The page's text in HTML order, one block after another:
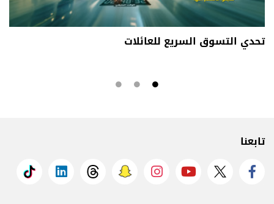
تحدي التسوق السريع للعائلات
تابعنا